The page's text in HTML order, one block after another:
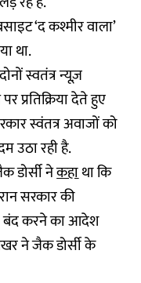
‘द कश्मीर वाला’
था.
स्वतंत्र न्यूज़
प्रतिक्रिया देते हुए
स्वंतत्र अवाजों को
उठा रही है.
डोर्सी नेकहाथा कि
सरकार की
बंद करने का आदेश
ने जैक डोर्सी के